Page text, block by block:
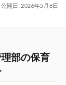
公開日: 2026年5月6日
部の保育